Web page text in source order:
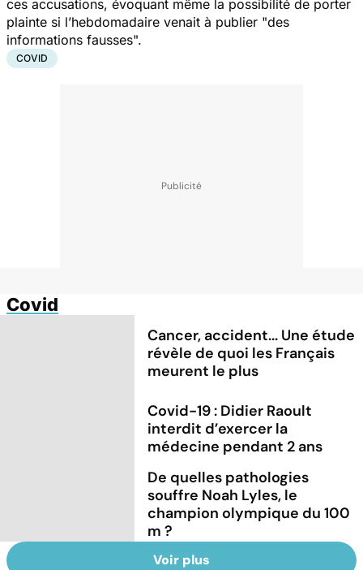
ces accusations, évoquant même la possibilité de porter
plainte si l’hebdomadaire venait à publier "des
informations fausses".
COVID
Covid
Cancer, accident... Une étude
révèle de quoi les Français
meurent le plus
Covid-19 : Didier Raoult
interdit d’exercer la
médecine pendant 2 ans
De quelles pathologies
souffre Noah Lyles, le
champion olympique du 100
m ?
Voir plus